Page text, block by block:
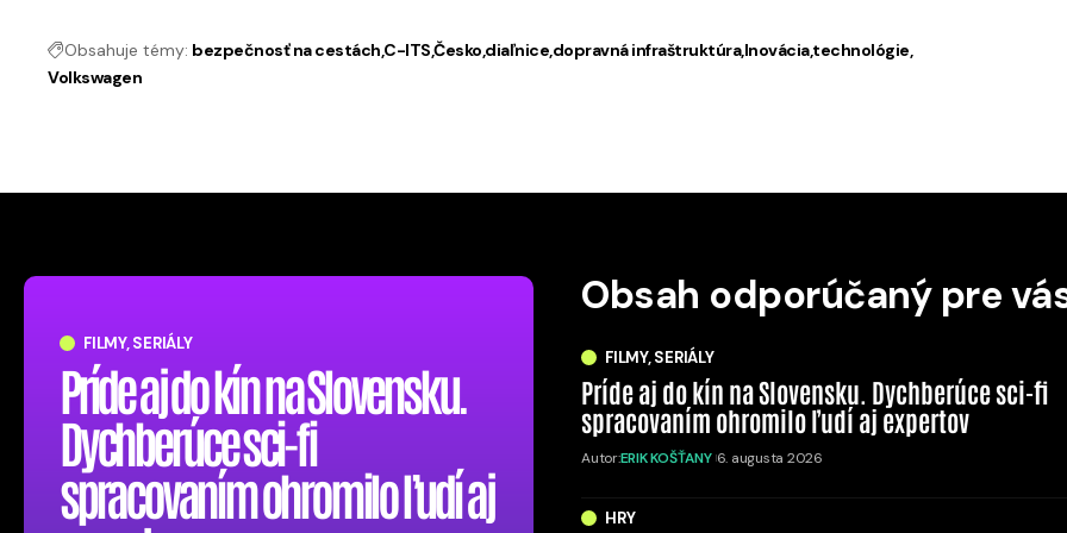
Obsahuje témy: bezpečnosť na cestáchC-ITSČeskodiaľnicedopravná infraštruktúraInováciatechnológie
Volkswagen
FILMY, SERIÁLY
Príde aj do kín na Slovensku.
Dychberúce sci-fi
spracovaním ohromilo ľudí aj
Obsah odporúčaný pre
FILMY, SERIÁLY
Príde aj do kín na Slovensku. Dychberúce sci-fi
spracovaním ohromilo ľudí aj expertov
Autor:ERIK KOŠŤANY 6. augusta 2026
HRY